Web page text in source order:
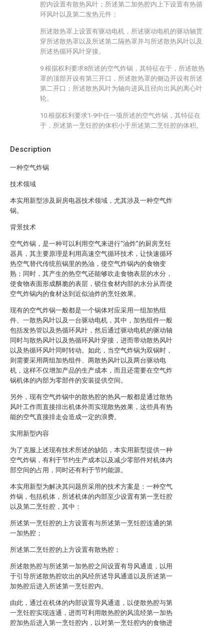
Description
一种空气炸锅
技术领域
本实用新型涉及厨房电器技术领域，尤其涉及一种空气炸
锅。
背景技术
空气炸锅，是一种可以利用空气来进行“油炸”的厨房烹饪
器具，其主要原理是利用高速空气循环技术，让快速循环
热空气替代传统煎锅里的热油，使空气炸锅内的食物变
熟；同时，其产生的热空气还能够吹走食物表层的水分，
使食物表面形成酥脆的表层，锁住食材内部的水分从而使
空气炸锅内的食材达到近似油炸的烹饪效果。
现有的空气炸锅一般都是一个锅体对应采用一组加热组
件、一散热风叶以及一台驱动电机，其中，加热组件一般
包括发热管以及热循环风叶，然后通过驱动电机的驱动轴
同时与散热风叶以及热循环风叶穿接，进而带动散热风叶
以及热循环风叶同时转动。如此，当空气炸锅为双锅时，
则需要采用两组加热组件、两散热风叶以及两台驱动电
机，这样不仅增加产品的生产成本，而且还需要在空气炸
锅机体的内部为零部件的安装提供空间。
另外，现有空气炸锅中的散热腔的热风一般都是通过散热
风叶工作而直接排出机体外而实现散热效果，这些具有热
能的空气直接排走会造成一定的浪费。
实用新型内容
为了克服上述现有技术所述的缺陷，本实用新型提供一种
空气炸锅，有利于节约生产成本以及减少零部件对机体内
部空间的占用，同时还有利于节约能源。
本实用新型为解决其问题所采用的技术方案是：一种空气
炸锅，包括机体，所述机体的内部至少设置有第一烹饪腔
以及第二烹饪腔，其中：
所述第一烹饪腔的上方设置有与所述第一烹饪腔连通的第
一加热腔；
所述第二烹饪腔的上方设置有散热腔；
所述散热腔与所述第一加热腔之间设置有导风通道，以用
于引导所述散热腔吹出的风经所述导风通道以及所述第一
加热腔后进入所述第一烹饪腔内。
由此，通过在机体的内部设置导风通道，以使散热腔与第
一烹饪腔实现连通，进而可利用散热腔的风流经第一加热
腔加热后进入第一烹饪腔内，以对第一烹饪腔内的食物进
腔内设置有散热风叶；所述第二加热腔内上下设置有热循
环风叶以及第二发热元件；
所述散热罩上设置有驱动电机，所述驱动电机的驱动轴贯
穿所述散热罩以及所述第二隔热罩并与所述散热风叶以及
所述热循环风叶穿接。
9.根据权利要求8所述的空气炸锅，其特征在于，所述散热
罩的顶部开设有第三开口，所述散热罩的侧边开设有所述
第二开口；所述散热风叶为轴向进风且径向出风的离心叶
轮。
10.根据权利要求1-9中任一项所述的空气炸锅，其特征在
于，所述第一烹饪腔的体积小于所述第二烹饪腔的体积。